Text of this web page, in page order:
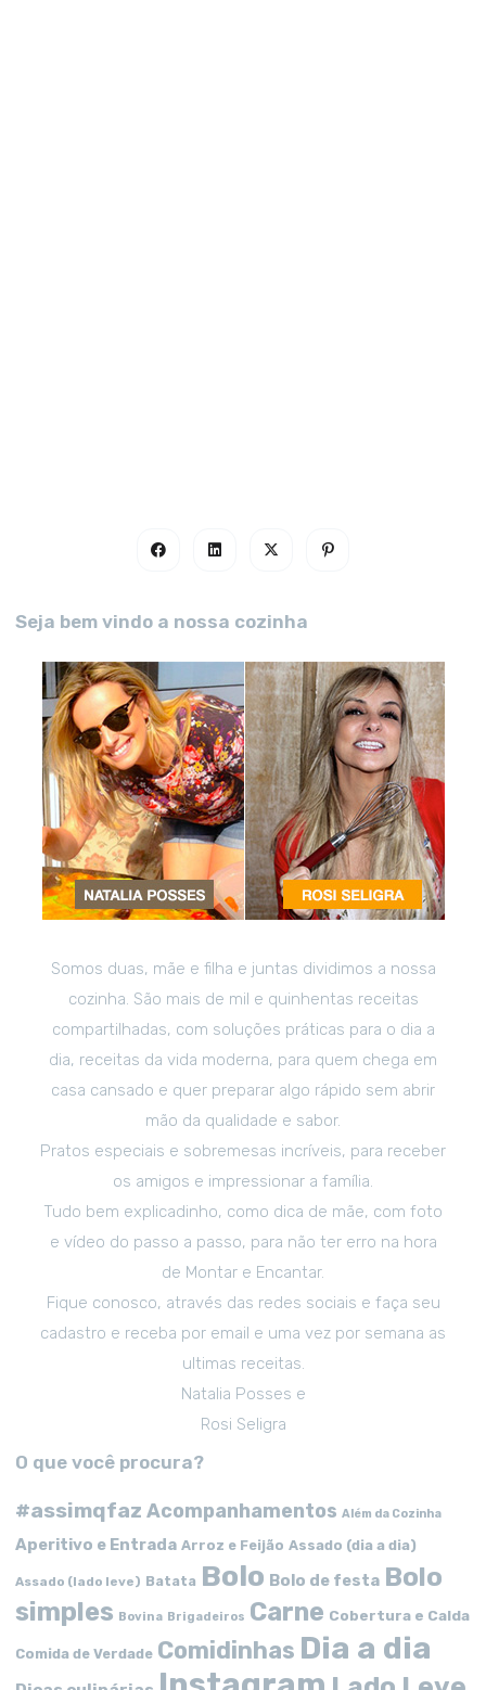
Seja bem vindo a nossa cozinha
Somos duas, mãe e filha e juntas dividimos a nossa
cozinha. São mais de mil e quinhentas receitas
compartilhadas, com soluções práticas para o dia a
dia, receitas da vida moderna, para quem chega em
casa cansado e quer preparar algo rápido sem abrir
mão da qualidade e sabor.
Pratos especiais e sobremesas incríveis, para receber
os amigos e impressionar a família.
Tudo bem explicadinho, como dica de mãe, com foto
e vídeo do passo a passo, para não ter erro na hora
de Montar e Encantar.
Fique conosco, através das redes sociais e faça seu
cadastro e receba por email e uma vez por semana as
ultimas receitas.
Natalia Posses e
Rosi Seligra
O que você procura?
#assimqfaz Acompanhamentos Além da Cozinha
Aperitivo e Entrada Arroz e Feijão Assado (dia a dia)
Assado (lado leve) Batata Bolo Bolo de festa Bolo
simples
Bovina Brigadeiros Carne Cobertura e Calda
Comida de Verdade Comidinhas Dia a dia